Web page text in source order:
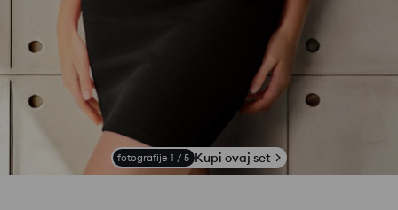
fotografije 1 / 5 Kupi ovaj set